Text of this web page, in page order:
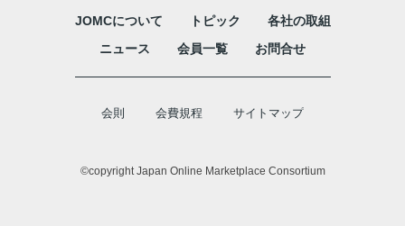
JOMCについて トピック
各社の取組
ニュース
会員一覧 お問合せ
会則 会費規程 サイトマップ
©copyright Japan Online Marketplace Consortium